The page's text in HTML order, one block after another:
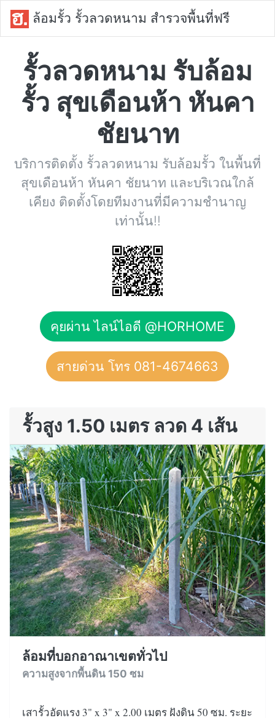
ล้อมรั้ว รั้วลวดหนาม สำรวจพื้นที่ฟรี
รั้วลวดหนาม รับล้อม
รั้ว สุขเดือนห้า หันคา
ชัยนาท
บริการติดตั้ง รั้วลวดหนาม รับล้อมรั้ว ในพื้นที่
สุขเดือนห้า หันคา ชัยนาท และบริเวณใกล้
เคียง ติดตั้งโดยทีมงานที่มีความชำนาญ
เท่านั้น!!
คุยผ่าน ไลน์ไอดี @HORHOME
สายด่วน โทร 081-4674663
รั้วสูง 1.50 เมตร ลวด 4 เส้น
ล้อมที่บอกอาณาเขตทั่วไป
ความสูงจากพื้นดิน 150 ซม
เสารั้วอัดแรง 3" x 3" x 2.00 เมตร ฝังดิน 50 ซม. ระยะ